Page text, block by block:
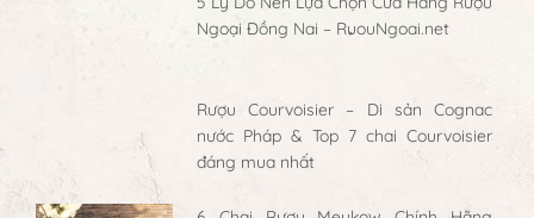
Ngoại Đồng Nai – RuouNgoai.net
Rượu Courvoisier – Di sản Cognac
nước Pháp & Top 7 chai Courvoisier
đáng mua nhất